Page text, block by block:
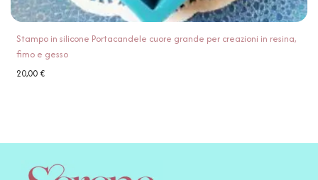
Stampo in silicone Portacandele cuore grande per creazioni in resina,
fimo e gesso
20,00€